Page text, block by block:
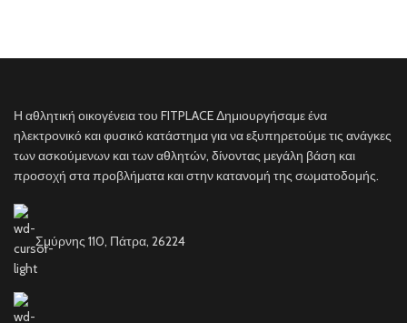
Η αθλητική οικογένεια του FITPLACE Δημιουργήσαμε ένα
ηλεκτρονικό και φυσικό κατάστημα για να εξυπηρετούμε τις ανάγκες
των ασκούμενων και των αθλητών, δίνοντας μεγάλη βάση και
προσοχή στα προβλήματα και στην κατανομή της σωματοδομής.
Σμύρνης 110, Πάτρα, 26224